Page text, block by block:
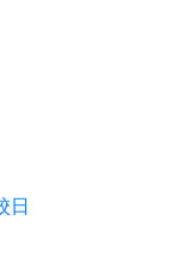
日